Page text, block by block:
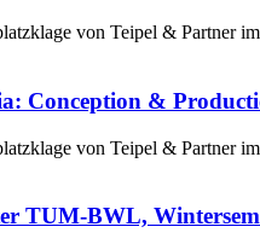
von Teipel & Partner
Conception &
von Teipel & Partner
TUM-BWL,